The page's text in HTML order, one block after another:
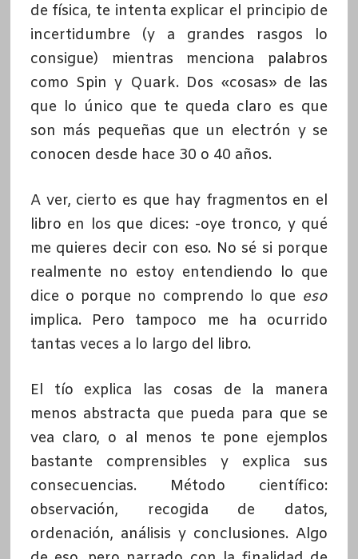
de física, te intenta explicar el principio de
incertidumbre (y a grandes rasgos lo
consigue) mientras menciona palabros
como Spin y Quark. Dos «cosas» de las
que lo único que te queda claro es que
son más pequeñas que un electrón y se
conocen desde hace 30 o 40 años.
A ver, cierto es que hay fragmentos en el
libro en los que dices: -oye tronco, y qué
me quieres decir con eso. No sé si porque
realmente no estoy entendiendo lo que
dice o porque no comprendo lo que eso
implica. Pero tampoco me ha ocurrido
tantas veces a lo largo del libro.
El tío explica las cosas de la manera
menos abstracta que pueda para que se
vea claro, o al menos te pone ejemplos
bastante comprensibles y explica sus
consecuencias. Método científico:
observación, recogida de datos,
ordenación, análisis y conclusiones. Algo